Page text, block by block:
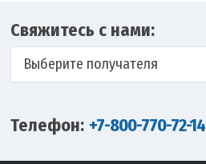
Свяжитесь с нами:
Выберите получателя
Телефон: +7-800-770-72-14